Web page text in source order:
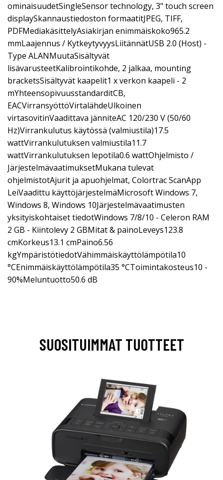
ominaisuudetSingleSensor technology, 3" touch screen
displaySkannaustiedoston formaatitJPEG, TIFF,
PDFMediakäsittelyAsiakirjan enimmäiskoko965.2
mmLaajennus / KytkeytyvyysLiitännätUSB 2.0 (Host) -
Type ALANMuutaSisältyvät
lisävarusteetKalibrointikohde, 2 jalkaa, mounting
bracketsSisältyvät kaapelit1 x verkon kaapeli - 2
mYhteensopivuusstandarditCB,
EACVirransyöttöVirtalähdeUlkoinen
virtasovitinVaadittava jänniteAC 120/230 V (50/60
Hz)Virrankulutus käytössä (valmiustila)17.5
wattVirrankulutuksen valmiustila11.7
wattVirrankulutuksen lepotila0.6 wattOhjelmisto /
JärjestelmävaatimuksetMukana tulevat
ohjelmistotAjurit ja apuohjelmat, Colortrac ScanApp
LeiVaadittu käyttöjärjestelmäMicrosoft Windows 7,
Windows 8, Windows 10Järjestelmävaatimusten
yksityiskohtaiset tiedotWindows 7/8/10 - Celeron RAM
2 GB - Kiintolevy 2 GBMitat & painoLeveys123.8
cmKorkeus13.1 cmPaino6.56
kgYmpäristötiedotVähimmäiskäyttölämpötila10
°CEnimmäiskäyttölämpötila35 °CToimintakosteus10 -
90%Meluntuotto50.6 dB
SUOSITUIMMAT TUOTTEET